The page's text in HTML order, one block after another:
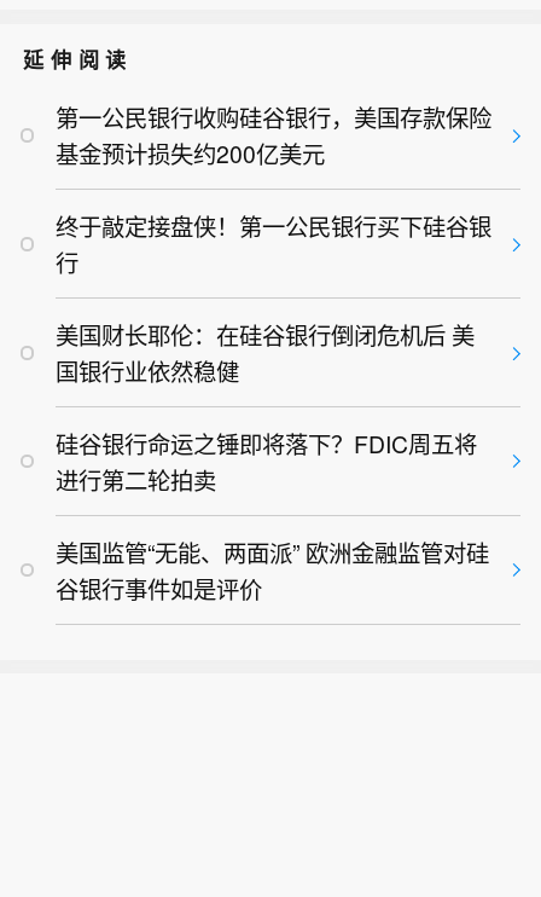
示严重关切，警告说俄乌冲突影响外溢
正威胁民用航运和地区稳定。8月8日，
在黑海遭到无人机袭击、船体受损的商
船“娜代日达”号停靠在土耳其萨姆松
港。
【黑海遇袭商船停靠土耳其港口】当地
达”号从俄罗斯黑海港口新罗西斯克港起
航后遭到无人机袭击，多名船员受伤。
土耳其方面对商船在黑海海域遇袭已表
示严重关切，警告说俄乌冲突影响外溢
正威胁民用航运和地区稳定。8月8日，
船“娜代日达”号停靠在土耳其萨姆松
港。
延伸阅读
第一公民银行收购硅谷银行，美国存款保险
基金预计损失约200亿美元
终于敲定接盘侠！第一公民银行买下硅谷银
行
美国财长耶伦：在硅谷银行倒闭危机后 美
国银行业依然稳健
硅谷银行命运之锤即将落下？FDIC周五将
进行第二轮拍卖
美国监管“无能、两面派” 欧洲金融监管对硅
谷银行事件如是评价